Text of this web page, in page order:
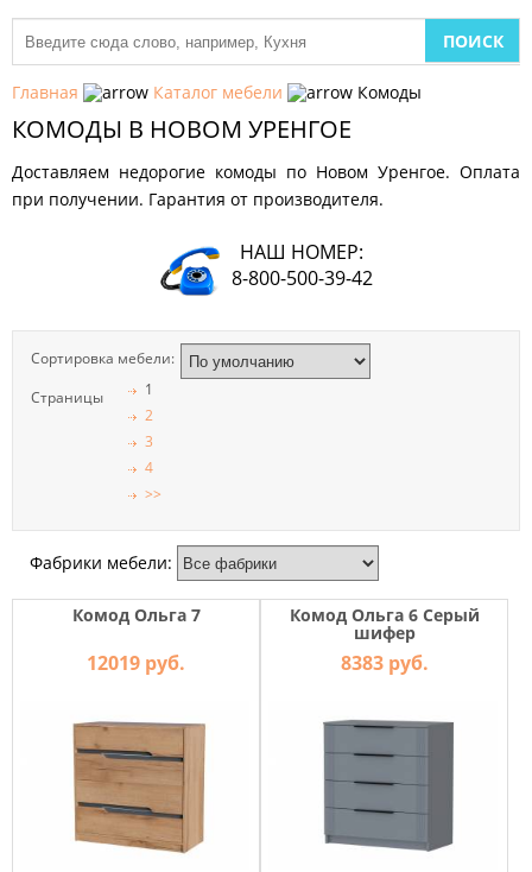
Главная Каталог мебели Комоды
КОМОДЫ В НОВОМ УРЕНГОЕ
Доставляем недорогие комоды по Новом Уренгое. Оплата
при получении. Гарантия от производителя.
НАШ НОМЕР:
8-800-500-39-42
Сортировка мебели:
Страницы
1
2
3
4
>>
Фабрики мебели:
Комод Ольга 7
12019 руб.
Комод Ольга 6 Серый
шифер
8383 руб.
МЕБЕЛЬ
КУХНИ
МЕБЕЛЬ
МЕБЕЛЬ
СПАЛЬНИ
ДЛЯ
ОФИСНАЯ
МЕБЕЛЬ
МАТРАСЫ
МЕБЕЛЬ